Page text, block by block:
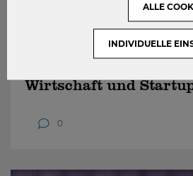
E&I Touchdown 2026:
Wirtschaft und
0
INDIVIDUELLE
ALLE